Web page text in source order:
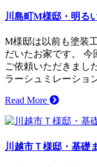
川島町M様邸・明る
M様邸は以前も塗装
だいたお家です。 今
ご依頼いただきまし
ラーシュミレーショ
Read More
川越市Ｔ様邸・基礎